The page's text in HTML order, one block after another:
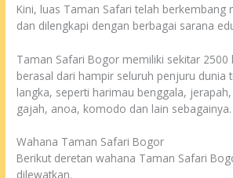
Kini, luas Taman Safari telah berkembang
dan dilengkapi dengan berbagai sarana
Taman Safari Bogor memiliki sekitar 2500
berasal dari hampir seluruh penjuru dunia
langka, seperti harimau benggala,
gajah, anoa, komodo dan lain sebagainya.
Wahana Taman Safari Bogor
Berikut deretan wahana Taman Safari
dilewatkan.